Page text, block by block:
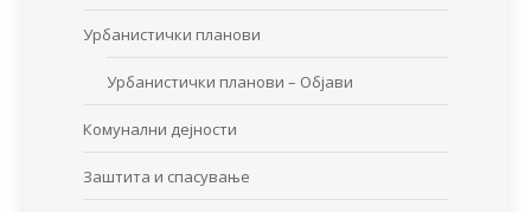
Урбанистички планови
Урбанистички планови – Објави
Комунални дејности
Заштита и спасување